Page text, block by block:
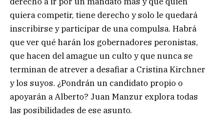
quiera competir, tiene derecho y solo le quedará
inscribirse y participar de una compulsa. Habrá
que ver qué harán los gobernadores peronistas,
que hacen del amague un culto y que nunca se
terminan de atrever a desafiar a Cristina Kirchner
y los suyos. ¿Pondrán un candidato propio o
apoyarán a Alberto? Juan Manzur explora todas
las posibilidades de ese asunto.